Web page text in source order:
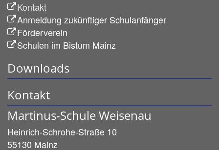
Kontakt
Anmeldung zukünftiger Schulanfänger
Förderverein
Schulen im Bistum Mainz
Downloads
Kontakt
Martinus-Schule Weisenau
Heinrich-Schrohe-Straße 10
55130 Mainz